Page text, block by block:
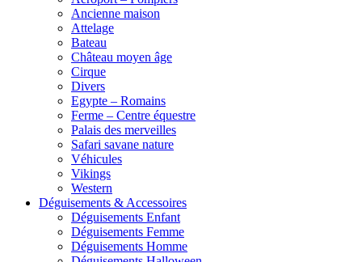
Ancienne maison
Attelage
Bateau
Château moyen âge
Cirque
Divers
Egypte – Romains
Ferme – Centre équestre
Palais des merveilles
Safari savane nature
Véhicules
Vikings
Western
Déguisements & Accessoires
Déguisements Enfant
Déguisements Femme
Déguisements Homme